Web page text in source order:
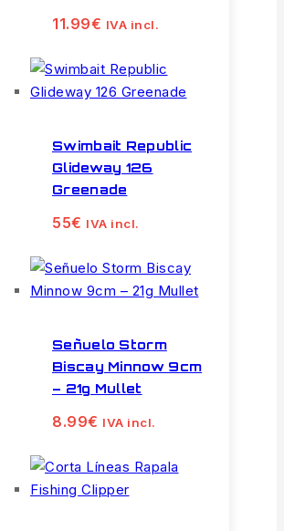
11.99€ IVA incl.
Swimbait Republic
Glideway 126
Greenade
55€ IVA incl.
Señuelo Storm
Biscay Minnow 9cm
– 21g Mullet
8.99€ IVA incl.